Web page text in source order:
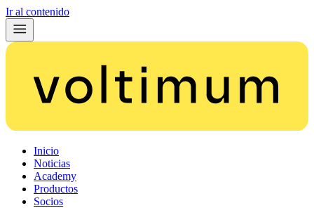
Ir al contenido
Inicio
Noticias
Academy
Productos
Socios